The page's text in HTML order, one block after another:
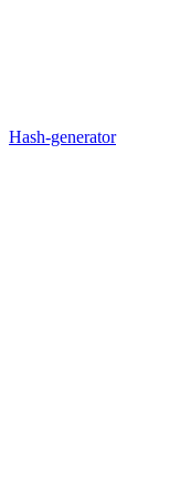
Hash-generator